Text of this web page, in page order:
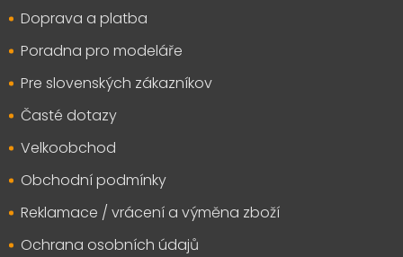
Doprava a platba
Poradna pro modeláře
Pre slovenských zákazníkov
Časté dotazy
Velkoobchod
Obchodní podmínky
Reklamace / vrácení a výměna zboží
Ochrana osobních údajů